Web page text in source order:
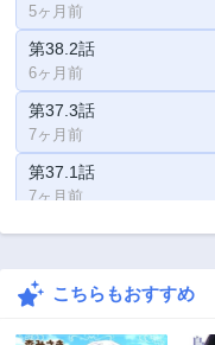
5ヶ月前
第38.2話
6ヶ月前
第37.3話
7ヶ月前
第37.1話
7ヶ月前
第36.2話
第35.3話
こちらもおすすめ